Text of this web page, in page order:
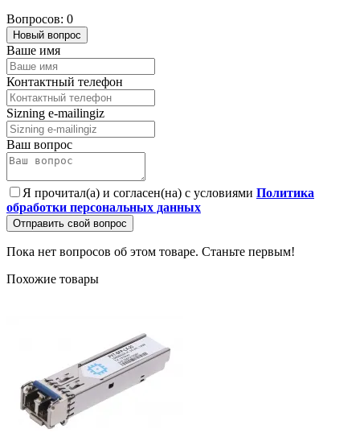
Вопросов: 0
Новый вопрос
Ваше имя
Контактный телефон
Sizning e-mailingiz
Ваш вопрос
Я прочитал(а) и согласен(на) с условиями Политика
обработки персональных данных
Отправить свой вопрос
Пока нет вопросов об этом товаре. Станьте первым!
Похожие товары